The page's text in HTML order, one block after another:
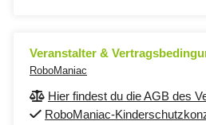
Veranstalter &
RoboManiac
Hier findest du die AGB des
RoboManiac-